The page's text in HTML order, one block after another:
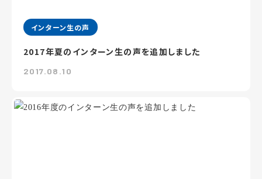
インターン生の声
2017年夏のインターン生の声を追加しました
2017.08.10